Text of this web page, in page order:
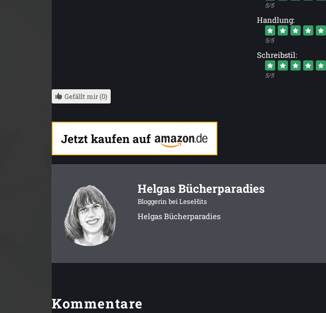
5/5
Handlung:
5/5
Schreibstil:
5/5
Gefällt mir (0)
Jetzt kaufen auf
Helgas Bücherparadies
Bloggerin bei LeseHits
Helgas Bücherparadies
Kommentare